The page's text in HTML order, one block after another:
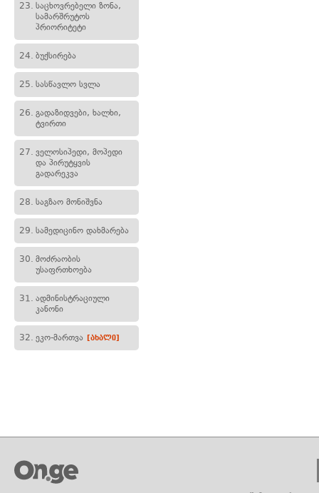
23. საცხოვრებელი ზონა,
სამარშრუტოს
პრიორიტეტი
24. ბუქსირება
25. სასწავლო სვლა
26. გადაზიდვები, ხალხი,
ტვირთი
27. ველოსიპედი, მოპედი
და პირუტყვის
გადარეკვა
28. საგზაო მონიშვნა
29. სამედიცინო დახმარება
30. მოძრაობის
უსაფრთხოება
31. ადმინისტრაციული
კანონი
32. ეკო-მართვა [ახალი]